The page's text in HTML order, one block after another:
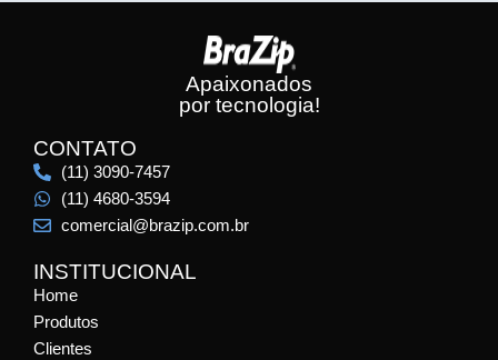
Apaixonados
por tecnologia!
CONTATO
(11) 3090-7457
(11) 4680-3594
comercial@brazip.com.br
INSTITUCIONAL
Home
Produtos
Clientes